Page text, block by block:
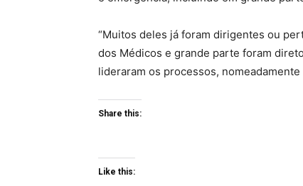
“Muitos deles já foram dirigentes ou
dos Médicos e grande parte foram
lideraram os processos,
Share this:
Like this: